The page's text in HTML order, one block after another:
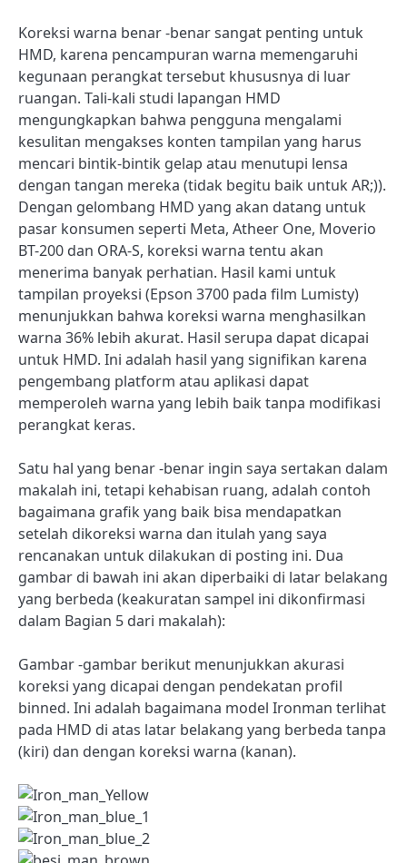
Koreksi warna benar -benar sangat penting untuk
HMD, karena pencampuran warna memengaruhi
kegunaan perangkat tersebut khususnya di luar
ruangan. Tali-kali studi lapangan HMD
mengungkapkan bahwa pengguna mengalami
kesulitan mengakses konten tampilan yang harus
mencari bintik-bintik gelap atau menutupi lensa
dengan tangan mereka (tidak begitu baik untuk AR;)).
Dengan gelombang HMD yang akan datang untuk
pasar konsumen seperti Meta, Atheer One, Moverio
BT-200 dan ORA-S, koreksi warna tentu akan
menerima banyak perhatian. Hasil kami untuk
tampilan proyeksi (Epson 3700 pada film Lumisty)
menunjukkan bahwa koreksi warna menghasilkan
warna 36% lebih akurat. Hasil serupa dapat dicapai
untuk HMD. Ini adalah hasil yang signifikan karena
pengembang platform atau aplikasi dapat
memperoleh warna yang lebih baik tanpa modifikasi
perangkat keras.
Satu hal yang benar -benar ingin saya sertakan dalam
makalah ini, tetapi kehabisan ruang, adalah contoh
bagaimana grafik yang baik bisa mendapatkan
setelah dikoreksi warna dan itulah yang saya
rencanakan untuk dilakukan di posting ini. Dua
gambar di bawah ini akan diperbaiki di latar belakang
yang berbeda (keakuratan sampel ini dikonfirmasi
dalam Bagian 5 dari makalah):
Gambar -gambar berikut menunjukkan akurasi
koreksi yang dicapai dengan pendekatan profil
binned. Ini adalah bagaimana model Ironman terlihat
pada HMD di atas latar belakang yang berbeda tanpa
(kiri) dan dengan koreksi warna (kanan).